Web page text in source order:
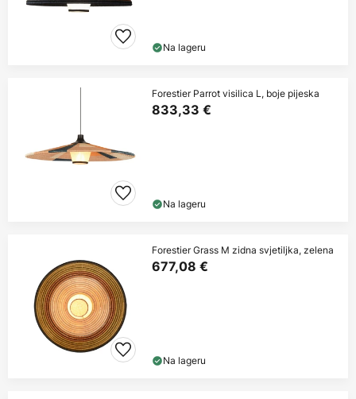
Na lageru
Forestier Parrot visilica L, boje pijeska
833,33 €
Na lageru
Forestier Grass M zidna svjetiljka, zelena
677,08 €
Na lageru